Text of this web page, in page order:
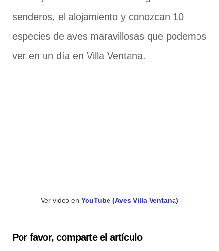
senderos, el alojamiento y conozcan 10
especies de aves maravillosas que podemos
ver en un día en Villa Ventana.
Ver video en YouTube (Aves Villa Ventana)
Por favor, comparte el artículo